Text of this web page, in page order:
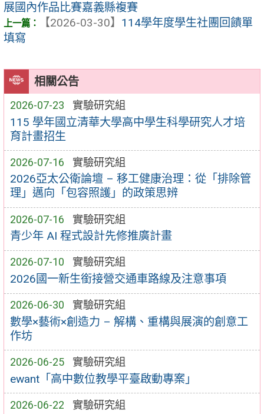
相關公告
2026-07-23 實驗研究組
115 學年國立清華大學高中學生科學研究人才培
育計畫招生
2026-07-16 實驗研究組
2026亞太公衛論壇 – 移工健康治理：從「排除管
理」邁向「包容照護」的政策思辨
2026-07-16 實驗研究組
青少年 AI 程式設計先修推廣計畫
2026-07-10 實驗研究組
2026國一新生銜接營交通車路線及注意事項
2026-06-30 實驗研究組
數學×藝術×創造力 – 解構、重構與展演的創意工
作坊
2026-06-25 實驗研究組
ewant「高中數位教學平臺啟動專案」
2026-06-22 實驗研究組
展國內作品比賽嘉義縣複賽
【2026-03-30】 114學年度學生社團回饋單
填寫